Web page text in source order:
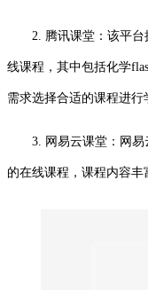
2. 腾讯课堂：该平
线课程，其中包括化学
需求选择合适的课程进行
3. 网易云课堂：网
的在线课程，课程内容丰